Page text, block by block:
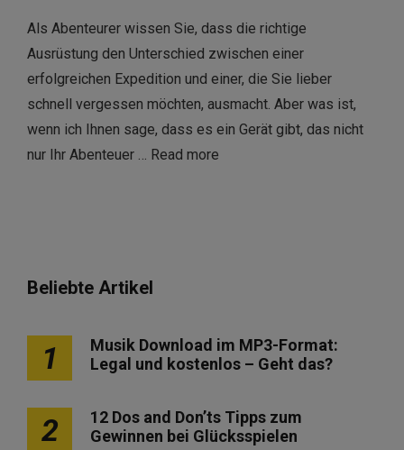
Als Abenteurer wissen Sie, dass die richtige
Ausrüstung den Unterschied zwischen einer
erfolgreichen Expedition und einer, die Sie lieber
schnell vergessen möchten, ausmacht. Aber was ist,
wenn ich Ihnen sage, dass es ein Gerät gibt, das nicht
nur Ihr Abenteuer … Read more
Beliebte Artikel
1
Musik Download im MP3-Format:
Legal und kostenlos – Geht das?
2
12 Dos and Don’ts Tipps zum
Gewinnen bei Glücksspielen